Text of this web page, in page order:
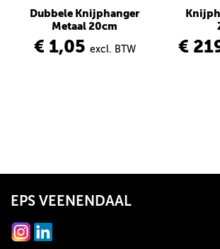
Dubbele Knijphanger
Metaal 20cm
€ 1,05 excl. BTW €
EPS VEENENDAAL